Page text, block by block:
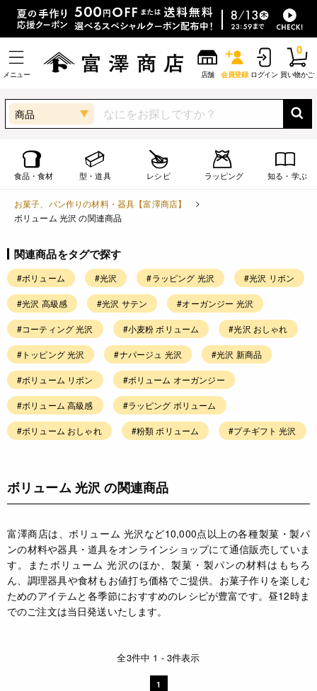
メニュー 店舗 会員登録 ログイン 買い物かご
0
商品
食品・食材 型・道具 レシピ ラッピング 知る・学ぶ
お菓子、パン作りの材料・器具【富澤商店】
ボリューム 光沢 の関連商品
関連商品をタグで探す
#ボリューム #光沢 #ラッピング 光沢 #光沢 リボン
#光沢 高級感 #光沢 サテン #オーガンジー 光沢
#コーティング 光沢 #小麦粉 ボリューム #光沢 おしゃれ
#トッピング 光沢 #ナパージュ 光沢 #光沢 新商品
#ボリューム リボン #ボリューム オーガンジー
#ボリューム 高級感 #ラッピング ボリューム
#ボリューム おしゃれ #粉類 ボリューム #プチギフト 光沢
ボリューム 光沢 の関連商品
富澤商店は、ボリューム 光沢など10,000点以上の各種製菓・製パ
ンの材料や器具・道具をオンラインショップにて通信販売していま
す。またボリューム 光沢のほか、製菓・製パンの材料はもちろ
ん、調理器具や食材もお値打ち価格でご提供。お菓子作りを楽しむ
ためのアイテムと各季節におすすめのレシピが豊富です。昼12時ま
でのご注文は当日発送いたします。
全3件中 1 - 3件表示
1